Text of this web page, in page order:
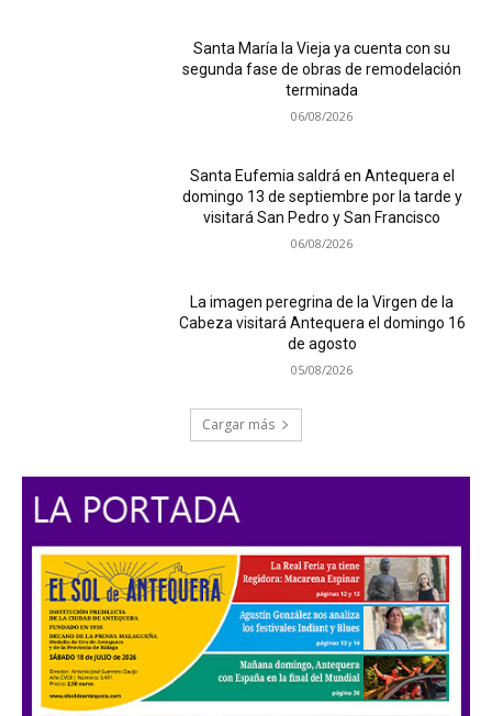
Santa María la Vieja ya cuenta con su
segunda fase de obras de remodelación
terminada
06/08/2026
Santa Eufemia saldrá en Antequera el
domingo 13 de septiembre por la tarde y
visitará San Pedro y San Francisco
06/08/2026
La imagen peregrina de la Virgen de la
Cabeza visitará Antequera el domingo 16
de agosto
05/08/2026
Cargar más